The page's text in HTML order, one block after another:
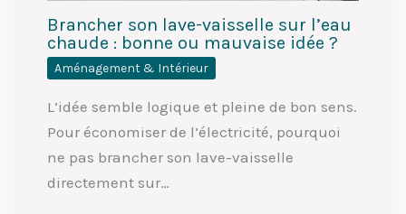
Brancher son lave-vaisselle sur l’eau
chaude : bonne ou mauvaise idée ?
Aménagement & Intérieur
L’idée semble logique et pleine de bon sens.
Pour économiser de l’électricité, pourquoi
ne pas brancher son lave-vaisselle
directement sur…